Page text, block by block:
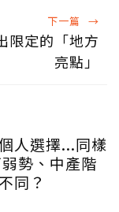
下一篇 →
限定的「地方
亮點」
人選擇...同樣
勢、中產階
同？